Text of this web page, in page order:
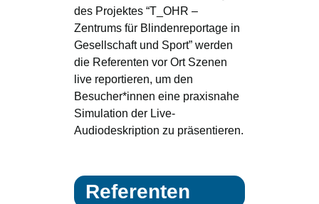
des Projektes “T_OHR –
Zentrums für Blindenreportage in
Gesellschaft und Sport” werden
die Referenten vor Ort Szenen
live reportieren, um den
Besucher*innen eine praxisnahe
Simulation der Live-
Audiodeskription zu präsentieren.
Referenten